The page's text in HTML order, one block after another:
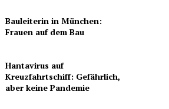
Bauleiterin in München:
Frauen auf dem Bau
Hantavirus auf
Kreuzfahrtschiff: Gefährlich,
aber keine Pandemie